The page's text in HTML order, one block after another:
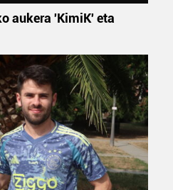
horren aurka nola egin
prozesatzeko moduari
eta ezarri zure lehentasunak
alda edo ken dezakezu
eta hirugarrenen cookie-
esperientzia eta
aukera 'KimiK' eta